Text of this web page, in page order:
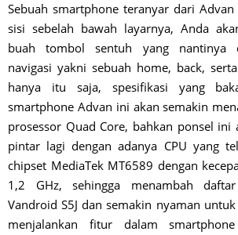
Sebuah smartphone teranyar dari
sisi sebelah bawah layarnya, Anda
buah tombol sentuh yang nantinya
navigasi yakni sebuah home, back,
hanya itu saja, spesifikasi yang
smartphone Advan ini akan semakin
prosessor Quad Core, bahkan ponsel ini
pintar lagi dengan adanya CPU yang
chipset MediaTek MT6589 dengan
1,2 GHz, sehingga menambah
Vandroid S5J dan semakin nyaman
menjalankan fitur dalam